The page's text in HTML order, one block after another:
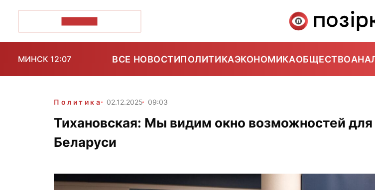
МИНСК 12:07 ВСЕ НОВОСТИПОЛИТИКАЭКОНОМИКАОБЩЕСТВО
Политика 02.12.2025 09:03
Тихановская: Мы видим окно возможностей для
Беларуси